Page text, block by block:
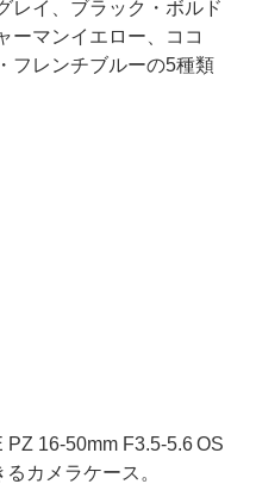
レイ、ブラック・ボルド
ーマンイエロー、ココ
フレンチブルーの5種類
16-50mm F3.5-5.6 OS
カメラケース。